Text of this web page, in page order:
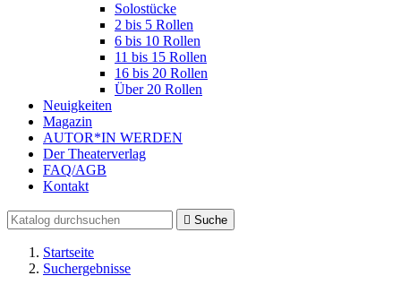
Solostücke
2 bis 5 Rollen
6 bis 10 Rollen
11 bis 15 Rollen
16 bis 20 Rollen
Über 20 Rollen
Neuigkeiten
Magazin
AUTOR*IN WERDEN
Der Theaterverlag
FAQ/AGB
Kontakt
 Suche
Startseite
Suchergebnisse